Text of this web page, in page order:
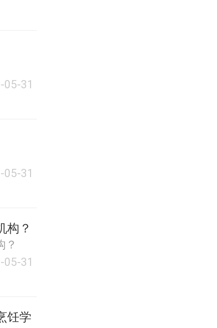
05-31
05-31
构？
？
05-31
饪学